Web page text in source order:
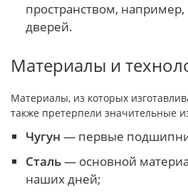
пространством, например,
дверей.
Материалы и
Материалы, из которых
также претерпели значительные
Чугун — первые
Сталь— основной
наших дней;